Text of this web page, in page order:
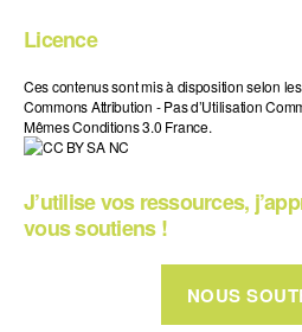
Licence
Ces contenus sont mis à disposition selon
Commons Attribution - Pas d’Utilisation
Mêmes Conditions 3.0 France.
J’utilise vos ressources,
vous soutiens !
NOUS